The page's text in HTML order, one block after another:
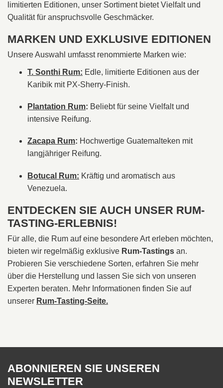
limitierten Editionen, unser Sortiment bietet Vielfalt und
Qualität für anspruchsvolle Geschmäcker.
MARKEN UND EXKLUSIVE EDITIONEN
Unsere Auswahl umfasst renommierte Marken wie:
T. Sonthi Rum: Edle, limitierte Editionen aus der
Karibik mit PX-Sherry-Finish.
Plantation Rum: Beliebt für seine Vielfalt und
intensive Reifung.
Zacapa Rum: Hochwertige Guatemalteken mit
langjähriger Reifung.
Botucal Rum: Kräftig und aromatisch aus
Venezuela.
ENTDECKEN SIE AUCH UNSER RUM-
TASTING-ERLEBNIS!
Für alle, die Rum auf eine besondere Art erleben möchten,
bieten wir regelmäßig exklusive Rum-Tastings an.
Probieren Sie verschiedene Sorten, erfahren Sie mehr
über die Herstellung und lassen Sie sich von unseren
Experten beraten. Mehr Informationen finden Sie auf
unserer Rum-Tasting-Seite.
ABONNIEREN SIE UNSEREN
NEWSLETTER